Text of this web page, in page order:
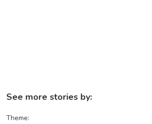
See more stories by:
Theme: